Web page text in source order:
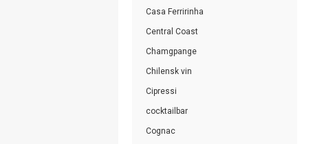
Casa Ferririnha
Central Coast
Chamgpange
Chilensk vin
Cipressi
cocktailbar
Cognac